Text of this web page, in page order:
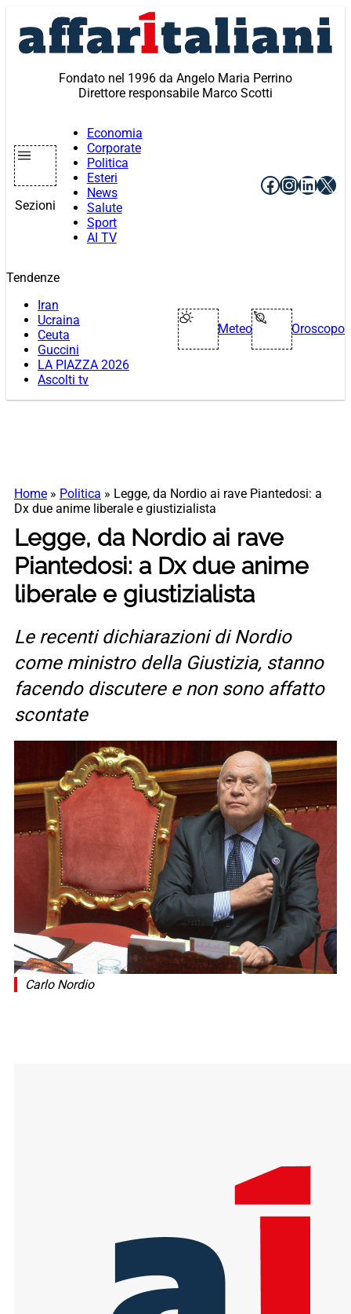
contenuto
Fondato nel 1996 da Angelo Maria Perrino
Direttore responsabile Marco Scotti
Sezioni
Economia
Corporate
Politica
Esteri
News
Salute
Sport
AI TV
Facebook
X
Tendenze
Iran
Ucraina
Ceuta
Guccini
LA PIAZZA 2026
Ascolti tv
Meteo Oroscopo
Home » Politica » Legge, da Nordio ai rave Piantedosi: a
Dx due anime liberale e giustizialista
Legge, da Nordio ai rave
Piantedosi: a Dx due anime
liberale e giustizialista
Le recenti dichiarazioni di Nordio
come ministro della Giustizia, stanno
facendo discutere e non sono affatto
scontate
Carlo Nordio